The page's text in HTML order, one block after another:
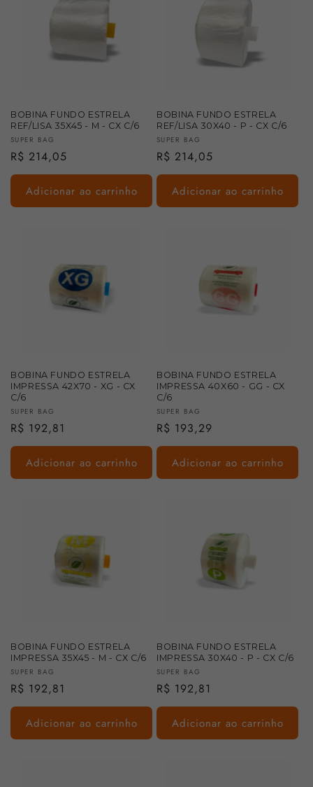
BOBINA FUNDO ESTRELA
REF/LISA 35X45 - M - CX C/6
Fornecedor:
SUPER BAG
Preço
normal
R$ 214,05
Adicionar ao carrinho
BOBINA FUNDO ESTRELA
REF/LISA 30X40 - P - CX C/6
Fornecedor:
SUPER BAG
Preço
normal
R$ 214,05
Adicionar ao carrinho
BOBINA FUNDO ESTRELA
IMPRESSA 42X70 - XG - CX
C/6
Fornecedor:
SUPER BAG
Preço
normal
R$ 192,81
Adicionar ao carrinho
BOBINA FUNDO ESTRELA
IMPRESSA 40X60 - GG - CX
C/6
Fornecedor:
SUPER BAG
Preço
normal
R$ 193,29
Adicionar ao carrinho
BOBINA FUNDO ESTRELA
IMPRESSA 35X45 - M - CX C/6
Fornecedor:
SUPER BAG
Preço
normal
R$ 192,81
Adicionar ao carrinho
BOBINA FUNDO ESTRELA
IMPRESSA 30X40 - P - CX C/6
Fornecedor:
SUPER BAG
Preço
normal
R$ 192,81
Adicionar ao carrinho